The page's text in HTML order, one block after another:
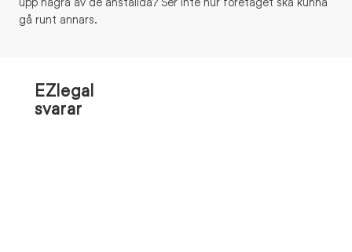
gå runt annars.
EZlegal
svarar